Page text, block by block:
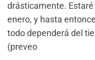
drásticamente.
enero, y hasta
todo dependerá del
(preveo